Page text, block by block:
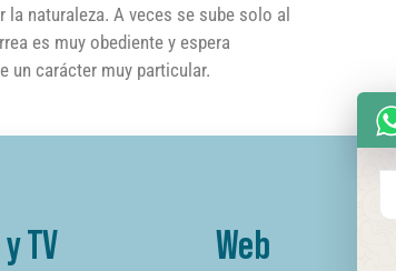
naturaleza. A veces se sube solo al
es muy obediente y espera
un carácter muy particular.
TV Web